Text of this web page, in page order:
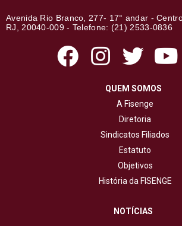
Avenida Rio Branco, 277- 17° andar -
RJ, 20040-009 - Telefone: (21) 2533-0836
QUEM SOMOS
A Fisenge
Diretoria
Sindicatos Filiados
Estatuto
Objetivos
História da FISENGE
NOTÍCIAS